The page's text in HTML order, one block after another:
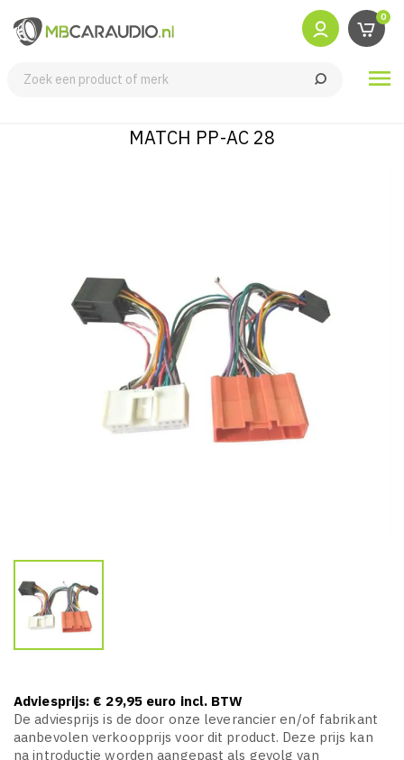
0

MATCH PP-AC 28
Adviesprijs: € 29,95 euro incl. BTW
De adviesprijs is de door onze leverancier en/of fabrikant
aanbevolen verkoopprijs voor dit product. Deze prijs kan
na introductie worden aangepast als gevolg van